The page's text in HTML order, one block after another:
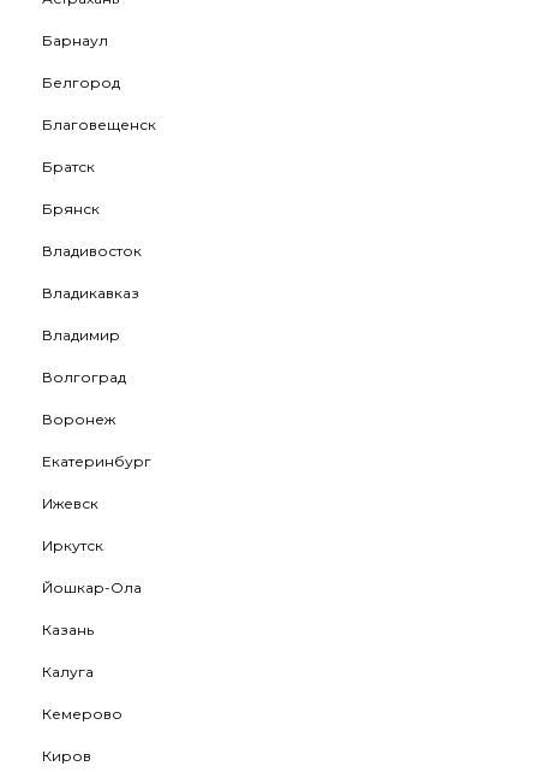
Барнаул
Белгород
Благовещенск
Братск
Брянск
Владивосток
Владикавказ
Владимир
Волгоград
Воронеж
Екатеринбург
Ижевск
Иркутск
Йошкар-Ола
Казань
Калуга
Кемерово
Киров